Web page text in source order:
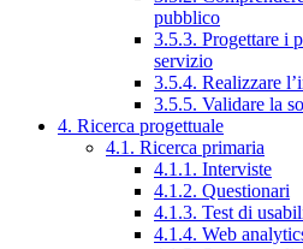
pubblico
3.5.3. Progettare i
servizio
3.5.4. Realizzare
3.5.5. Validare la
4. Ricerca progettuale
4.1. Ricerca primaria
4.1.1. Interviste
4.1.2. Questionari
4.1.3. Test di
4.1.4. Web